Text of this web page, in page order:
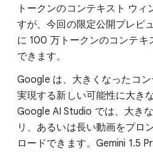
トークンのコンテキスト ウィ
すが、今回の限定公開プレビ
に 100 万トークンのコンテキ
できます。
Google は、大きくなったコ
実現する新しい可能性に大き
Google AI Studio では、大き
リ、あるいは長い動画をプロ
ロードできます。Gemini 1.5